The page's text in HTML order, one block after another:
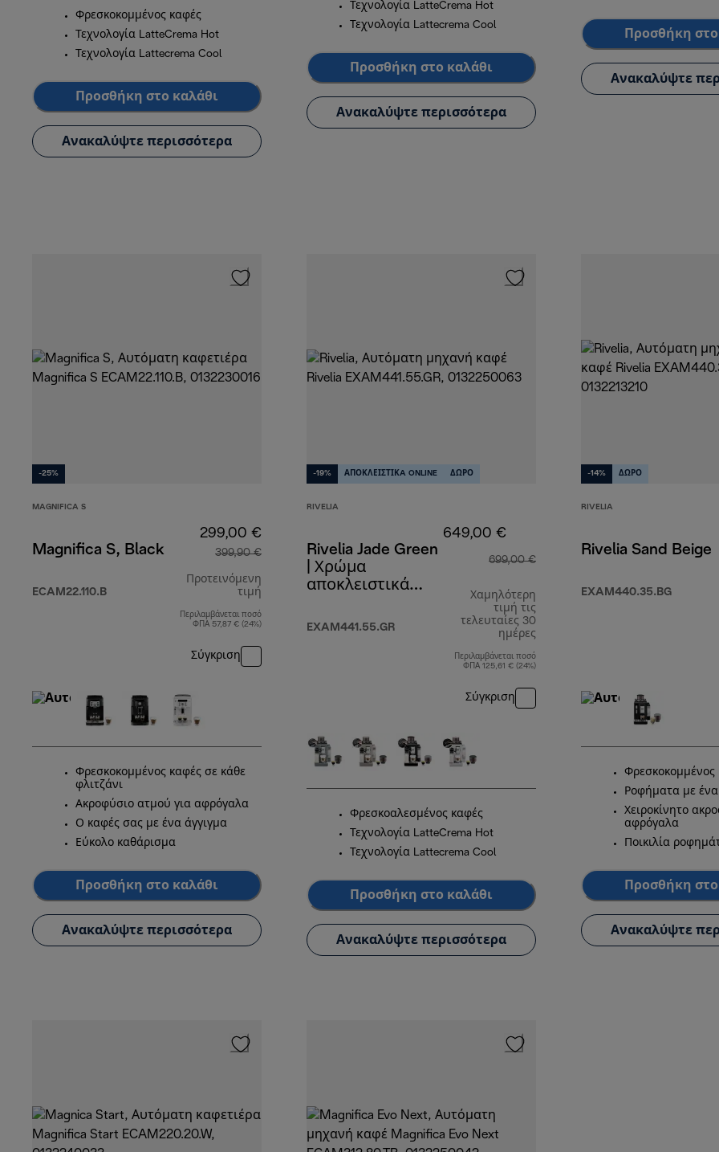
Φρεσκοκομμένος καφές
Τεχνολογία LatteCrema Hot
Τεχνολογία Lattecrema Cool
Προσθήκη στο καλάθι
Ανακαλύψτε περισσότερα
Τεχνολογία LatteCrema Hot
Τεχνολογία Lattecrema Cool
Προσθήκη στο καλάθι
Ανακαλύψτε περισσότερα
Προσθήκη
Ανακαλύψτε
-25%
MAGNIFICA S
Magnifica S, Black
ECAM22.110.B
299,00 €
399,90 €
Προτεινόμενη
τιμή
αρχική τιμή 399,90 €
Περιλαμβάνεται ποσό
ΦΠΑ 57,87 € (24%)
Σύγκριση
Φρεσκοκομμένος καφές σε κάθε
φλιτζάνι
Ακροφύσιο ατμού για αφρόγαλα
Ο καφές σας με ένα άγγιγμα
Εύκολο καθάρισμα
Προσθήκη στο καλάθι
Ανακαλύψτε περισσότερα
-19% ΑΠΟΚΛΕΙΣΤΙΚA ONLINE ΔΩΡΟ
RIVELIA
Rivelia Jade Green
| Χρώμα
αποκλειστικά
EXAM441.55.GR
649,00 €
699,00 €
Χαμηλότερη
τιμή τις
τελευταίες 30
ημέρες
Περιλαμβάνεται ποσό
ΦΠΑ 125,61 € (24%)
Σύγκριση
Φρεσκοαλεσμένος καφές
Τεχνολογία LatteCrema Hot
Τεχνολογία Lattecrema Cool
Προσθήκη στο καλάθι
Ανακαλύψτε περισσότερα
-14% ΔΩΡΟ
RIVELIA
Rivelia Sand Beige
EXAM440.35.BG
Φρεσκοκομμένος
Ροφήματα με ένα
Χειροκίνητο
αφρόγαλα
Ποικιλία
Προσθήκη
Ανακαλύψτε